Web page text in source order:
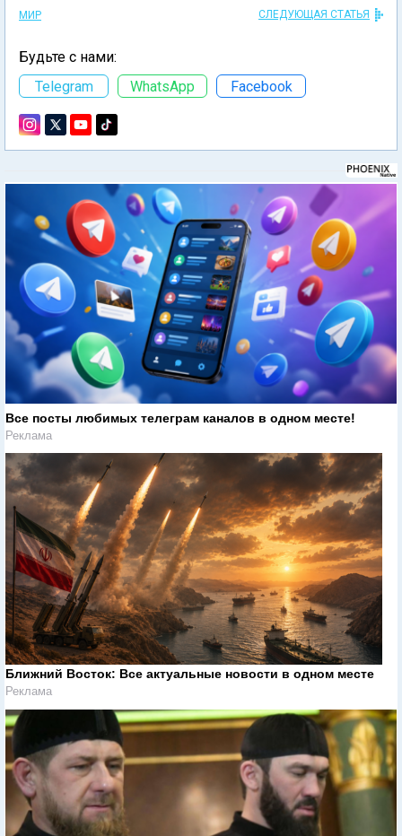
МИР СЛЕДУЮЩАЯ СТАТЬЯ
Будьте с нами:
Telegram
WhatsApp Facebook
Все посты любимых телеграм каналов в одном месте!
Реклама
Ближний Восток: Все актуальные новости в одном месте
Реклама